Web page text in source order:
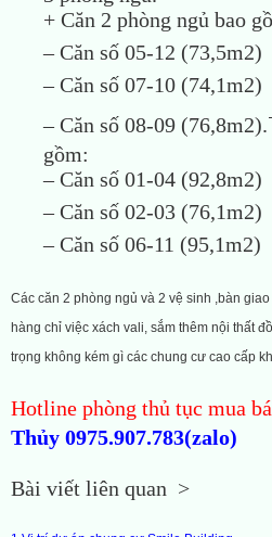
+ Căn 2 phòng ngủ bao
– Căn số 05-12 (73,5m2)
– Căn số 07-10 (74,1m2)
– Căn số 08-09 (76,8m2).
gồm:
– Căn số 01-04 (92,8m2)
– Căn số 02-03 (76,1m2)
– Căn số 06-11 (95,1m2)
Các căn 2 phòng ngủ và 2 vệ sinh ,bàn
hàng chỉ việc xách vali, sắm thêm nội thất
trọng không kém gì các chung cư cao cấp
Hotline phòng thủ tục mua
Thủy 0975.907.783(zalo)
Bài viết liên quan >